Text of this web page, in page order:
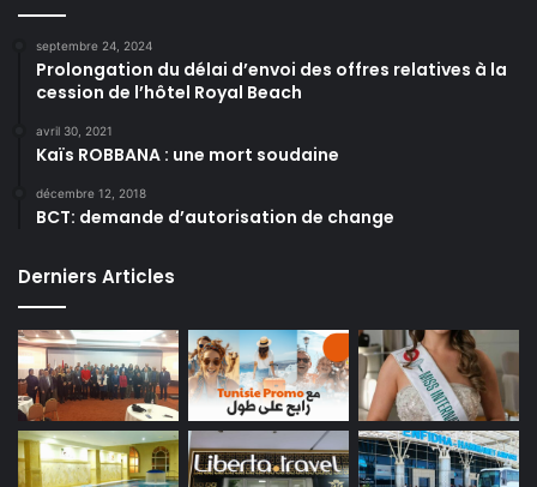
septembre 24, 2024
Prolongation du délai d’envoi des offres relatives à la
cession de l’hôtel Royal Beach
avril 30, 2021
Kaïs ROBBANA : une mort soudaine
décembre 12, 2018
BCT: demande d’autorisation de change
Derniers Articles